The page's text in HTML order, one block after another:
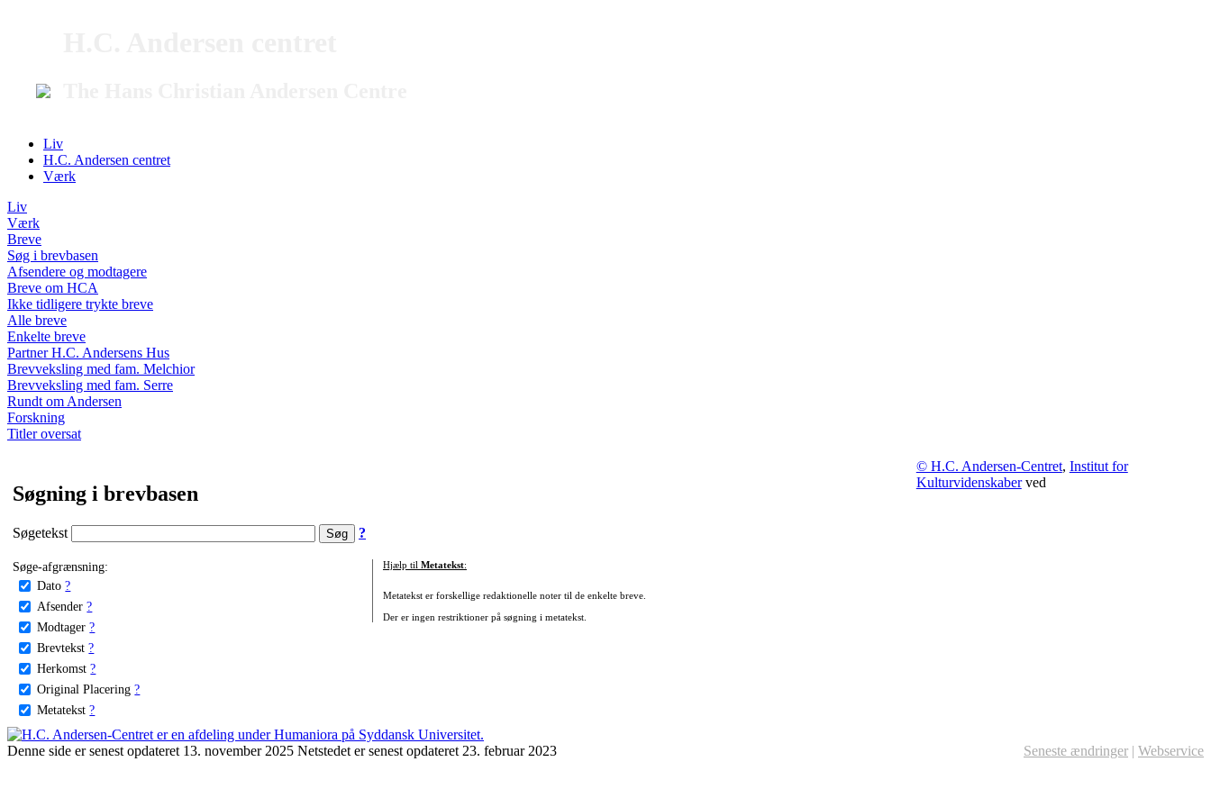
Liv
H.C. Andersen centret
Værk
Liv
Værk
Breve
Søg i brevbasen
Afsendere og modtagere
Breve om HCA
Ikke tidligere trykte breve
Alle breve
Enkelte breve
Partner H.C. Andersens Hus
Brevveksling med fam. Melchior
Brevveksling med fam. Serre
Rundt om Andersen
Forskning
Titler oversat
Søgning i brevbasen
Søgetekst ?
Søge-afgrænsning:
Dato ?
Afsender ?
Modtager ?
Brevtekst ?
Herkomst ?
Original Placering ?
Metatekst ?
Hjælp til Metatekst:
Metatekst er forskellige redaktionelle noter til de enkelte breve.
Der er ingen restriktioner på søgning i metatekst.
© H.C. Andersen-Centret, Institut for
Kulturvidenskaberved
Denne side er senest opdateret 13. november 2025 Netstedet er senest opdateret 23. februar 2023 Seneste ændringer | Webservice